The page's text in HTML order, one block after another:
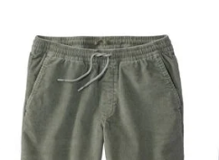
価格の高い順
レビュー評価順
売れてる順
在庫順